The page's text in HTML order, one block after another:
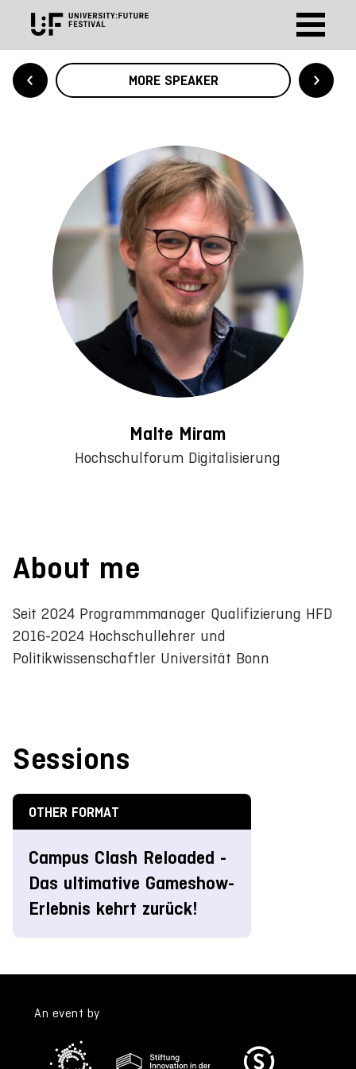
MORE SPEAKER
Malte Miram
Hochschulforum Digitalisierung
About me
Seit 2024 Programmmanager Qualifizierung HFD
2016-2024 Hochschullehrer und
Politikwissenschaftler Universität Bonn
Sessions
OTHER FORMAT
Campus Clash Reloaded -
Das ultimative Gameshow-
Erlebnis kehrt zurück!
An event by